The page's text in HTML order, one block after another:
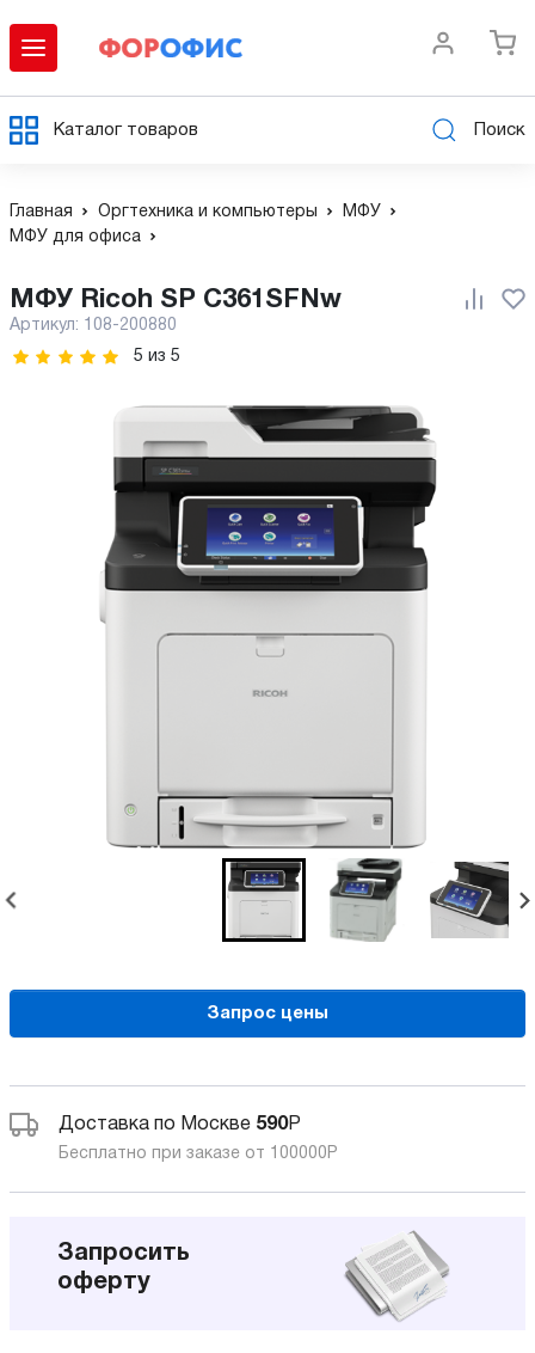
Каталог товаров Поиск
Главная Оргтехника и компьютеры
МФУ
МФУ для офиса
МФУ Ricoh SP C361SFNw
Артикул: 108-200880
5 из 5
Запрос цены
Доставка по Москве 590Р
Бесплатно при заказе от 100000 Р
Запросить
оферту